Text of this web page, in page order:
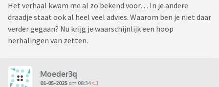
Het verhaal kwam me al zo bekend voor… In je andere
draadje staat ook al heel veel advies. Waarom ben je niet daar
verder gegaan? Nu krijg je waarschijnlijk een hoop
herhalingen van zetten.
Moeder3q
01-05-2025 om 08:34